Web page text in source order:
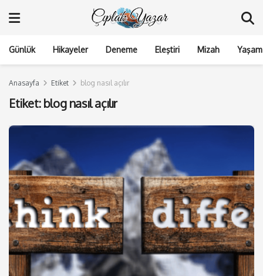
Günlük Hikayeler Deneme Eleştiri Mizah
Anasayfa Etiket blog nasıl açılır
Etiket:blog nasıl açılır